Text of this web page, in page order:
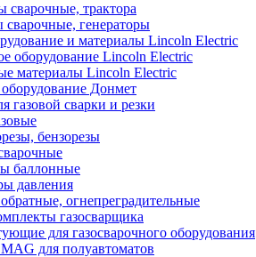
сварочные, трактора
сварочные, генераторы
и материалы Lincoln Electric
оборудование Lincoln Electric
материалы Lincoln Electric
оборудование Донмет
газовой сварки и резки
бензорезы
баллонные
давления
огнепреградительные
газосварщика
для газосварочного оборудования
для полуавтоматов